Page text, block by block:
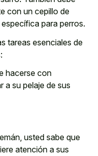
con un cepillo de
para perros.
tareas esenciales de
hacerse con
a su pelaje de sus
usted sabe que
atención a sus